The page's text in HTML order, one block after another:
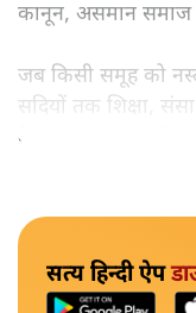
कानून, असमान समाज
जब किसी समूह को
सदियों तक शिक्षा,
केवल ‘सब बराबर हैं’
सत्य हिन्दी ऐप